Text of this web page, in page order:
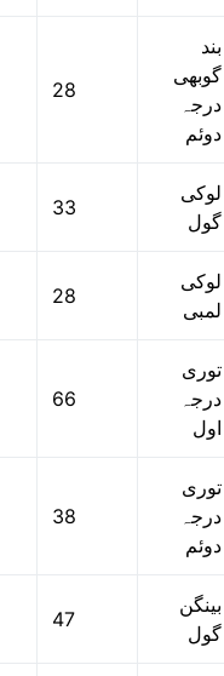
28
بند
گوبھی
درجہ
دوئم
33
لوکی
گول
28
لوکی
لمبی
66
توری
درجہ
اول
38
توری
درجہ
دوئم
47
بینگن
گول